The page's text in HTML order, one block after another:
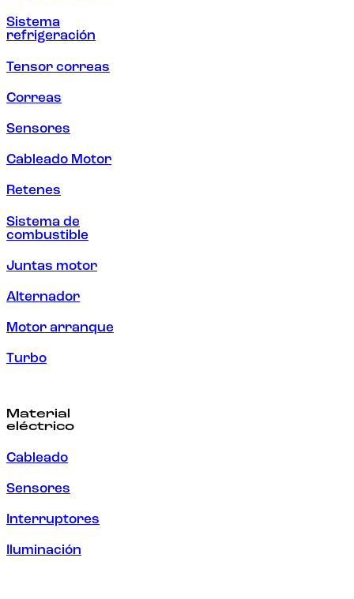
Sistema
refrigeración
Tensor correas
Correas
Sensores
Cableado Motor
Retenes
Sistema de
combustible
Juntas motor
Alternador
Motor arranque
Turbo
Material
eléctrico
Cableado
Sensores
Interruptores
Iluminación